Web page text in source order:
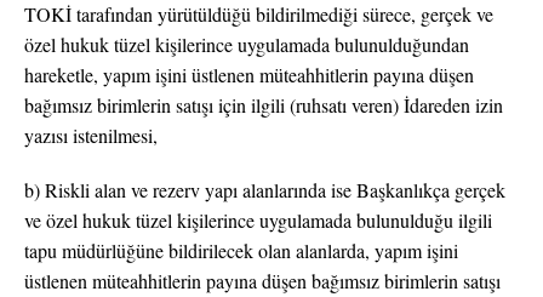
TOKİ tarafından yürütüldüğü bildirilmediği sürece, gerçek ve
özel hukuk tüzel kişilerince uygulamada bulunulduğundan
hareketle, yapım işini üstlenen müteahhitlerin payına düşen
bağımsız birimlerin satışı için ilgili (ruhsatı veren) İdareden izin
yazısı istenilmesi,
b) Riskli alan ve rezerv yapı alanlarında ise Başkanlıkça gerçek
ve özel hukuk tüzel kişilerince uygulamada bulunulduğu ilgili
tapu müdürlüğüne bildirilecek olan alanlarda, yapım işini
üstlenen müteahhitlerin payına düşen bağımsız birimlerin satışı